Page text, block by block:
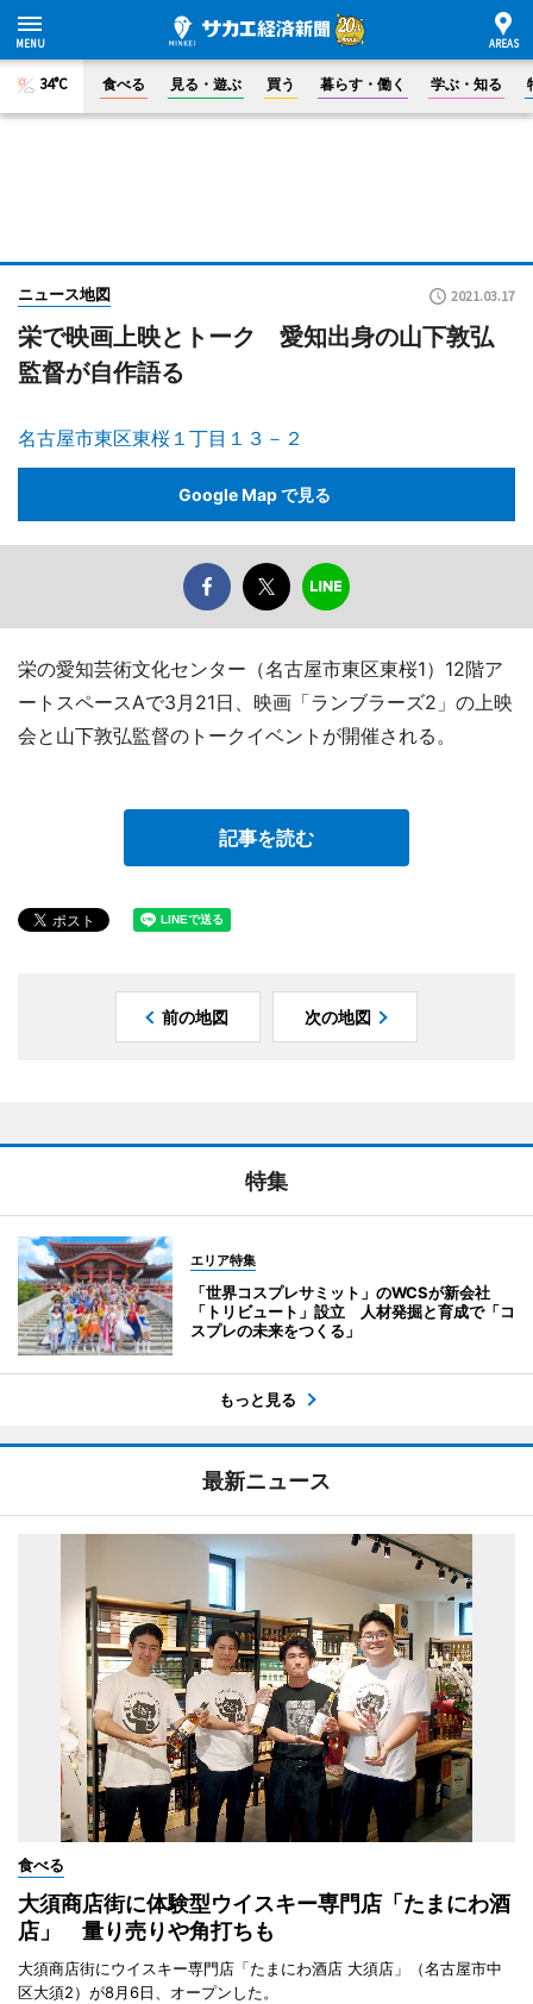
34°C 食べる 見る・遊ぶ 買う 暮らす・働く 学ぶ・知る
ニュース地図 2021.03.17
栄で映画上映とトーク 愛知出身の山下敦弘
監督が自作語る
名古屋市東区東桜１丁目１３－２
Google Map で見る
栄の愛知芸術文化センター（名古屋市東区東桜1）12階ア
ートスペースAで3月21日、映画「ランブラーズ2」の上映
会と山下敦弘監督のトークイベントが開催される。
記事を読む
前の地図 次の地図
特集
エリア特集
「世界コスプレサミット」のWCSが新会社
「トリビュート」設立 人材発掘と育成で「コ
スプレの未来をつくる」
もっと見る
最新ニュース
食べる
大須商店街に体験型ウイスキー専門店「たまにわ酒
店」 量り売りや角打ちも
大須商店街にウイスキー専門店「たまにわ酒店 大須店」（名古屋市中
区大須2）が8月6日、オープンした。